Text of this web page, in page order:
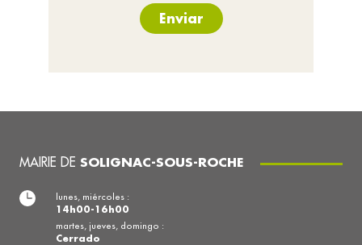
Enviar
MAIRIE DE SOLIGNAC-SOUS-ROCHE
lunes, miércoles :
14h00-16h00
martes, jueves, domingo :
Cerrado